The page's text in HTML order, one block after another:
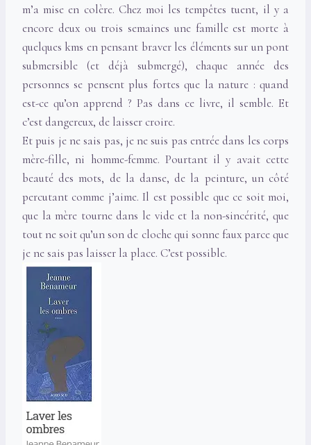
m’a mise en colère. Chez moi les tempêtes tuent, il y a
encore deux ou trois semaines une famille est morte à
quelques kms en pensant braver les éléments sur un pont
submersible (et déjà submergé), chaque année des
personnes se pensent plus fortes que la nature : quand
est-ce qu’on apprend ? Pas dans ce livre, il semble. Et
c’est dangereux, de laisser croire.
Et puis je ne sais pas, je ne suis pas entrée dans les corps
mère-fille, ni homme-femme. Pourtant il y avait cette
beauté des mots, de la danse, de la peinture, un côté
percutant comme j’aime. Il est possible que ce soit moi,
que la mère tourne dans le vide et la non-sincérité, que
tout ne soit qu’un son de cloche qui sonne faux parce que
je ne sais pas laisser la place. C’est possible.